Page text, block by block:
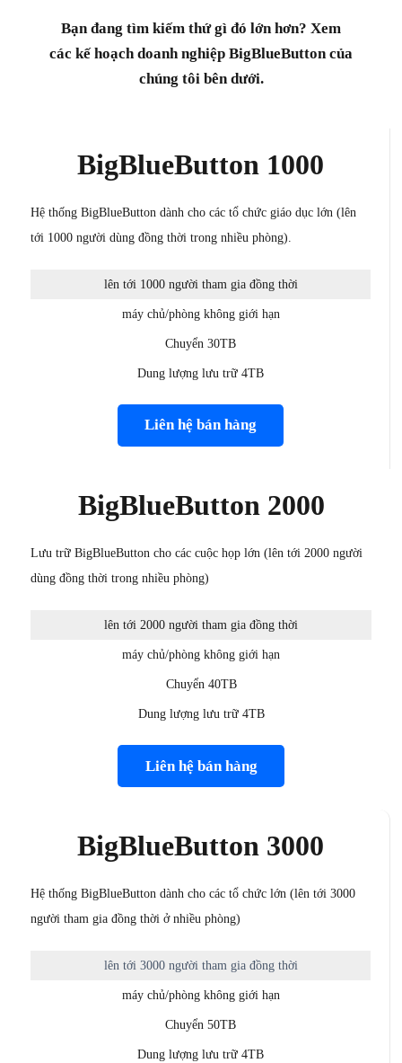
Bạn đang tìm kiếm thứ gì đó lớn hơn? Xem
các kế hoạch doanh nghiệp BigBlueButton của
chúng tôi bên dưới.
BigBlueButton 1000
Hệ thống BigBlueButton dành cho các tổ chức giáo dục lớn (lên
tới 1000 người dùng đồng thời trong nhiều phòng).
lên tới 1000 người tham gia đồng thời
máy chủ/phòng không giới hạn
Chuyển 30TB
Dung lượng lưu trữ 4TB
Liên hệ bán hàng
BigBlueButton 2000
Lưu trữ BigBlueButton cho các cuộc họp lớn (lên tới 2000 người
dùng đồng thời trong nhiều phòng)
lên tới 2000 người tham gia đồng thời
máy chủ/phòng không giới hạn
Chuyển 40TB
Dung lượng lưu trữ 4TB
Liên hệ bán hàng
BigBlueButton 3000
Hệ thống BigBlueButton dành cho các tổ chức lớn (lên tới 3000
người tham gia đồng thời ở nhiều phòng)
lên tới 3000 người tham gia đồng thời
máy chủ/phòng không giới hạn
Chuyển 50TB
Dung lượng lưu trữ 4TB